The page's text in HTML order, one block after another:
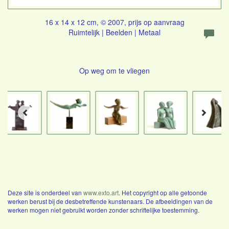
16 x 14 x 12 cm, © 2007, prijs op aanvraag
Ruimtelijk | Beelden | Metaal
Op weg om te vliegen
Deze site is onderdeel van www.exto.art. Het copyright op alle getoonde
werken berust bij de desbetreffende kunstenaars. De afbeeldingen van de
werken mogen niet gebruikt worden zonder schriftelijke toestemming.